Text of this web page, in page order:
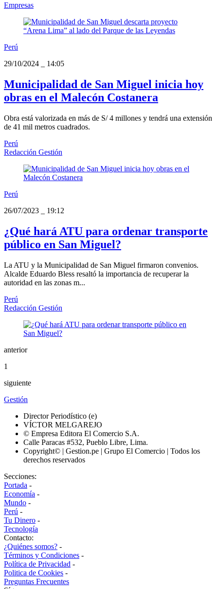
Empresas
Perú
29/10/2024
14:05
Municipalidad de San Miguel inicia hoy
obras en el Malecón Costanera
Obra está valorizada en más de S/ 4 millones y tendrá una extensión
de 41 mil metros cuadrados.
Perú
Redacción Gestión
Perú
26/07/2023
19:12
¿Qué hará ATU para ordenar transporte
público en San Miguel?
La ATU y la Municipalidad de San Miguel firmaron convenios.
Alcalde Eduardo Bless resaltó la importancia de recuperar la
autoridad en las zonas m...
Perú
Redacción Gestión
anterior
1
siguiente
Gestión
Director Periodístico (e)
VÍCTOR MELGAREJO
© Empresa Editora El Comercio S.A.
Calle Paracas #532, Pueblo Libre, Lima.
Copyright© | Gestion.pe | Grupo El Comercio | Todos los
derechos reservados
Secciones:
Portada -
Economía -
Mundo -
Perú -
Tu Dinero -
Tecnología
Contacto:
¿Quiénes somos? -
Términos y Condiciones -
Política de Privacidad -
Politica de Cookies -
Preguntas Frecuentes